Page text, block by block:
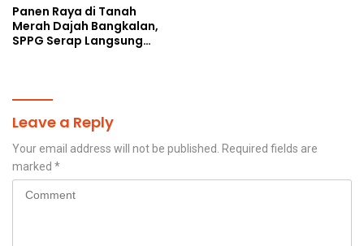
Panen Raya di Tanah
Merah Dajah Bangkalan,
SPPG Serap Langsung
Leave a Reply
Your email address will not be published. Required fields are
marked *